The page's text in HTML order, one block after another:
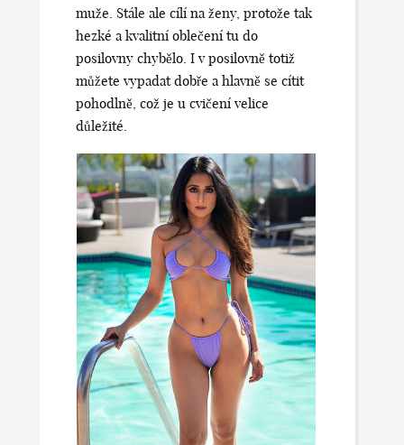
muže. Stále ale cílí na ženy, protože tak
hezké a kvalitní oblečení tu do
posilovny chybělo. I v posilovně totiž
můžete vypadat dobře a hlavně se cítit
pohodlně, což je u cvičení velice
důležité.